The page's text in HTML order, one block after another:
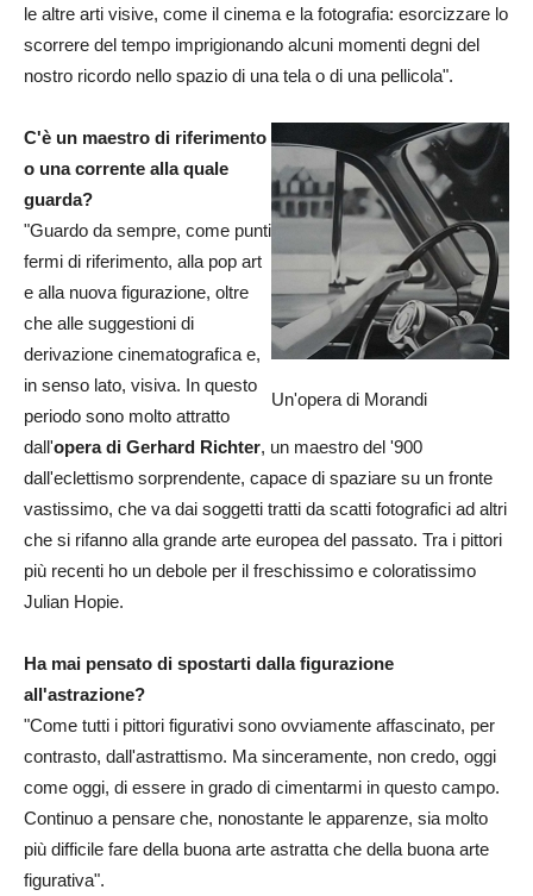
le altre arti visive, come il cinema e la fotografia: esorcizzare lo
scorrere del tempo imprigionando alcuni momenti degni del
nostro ricordo nello spazio di una tela o di una pellicola".
Un'opera di Morandi
C'è un maestro di riferimento
o una corrente alla quale
guarda?
"Guardo da sempre, come punti
fermi di riferimento, alla pop art
e alla nuova figurazione, oltre
che alle suggestioni di
derivazione cinematografica e,
in senso lato, visiva. In questo
periodo sono molto attratto
dall'opera di Gerhard Richter, un maestro del '900
dall'eclettismo sorprendente, capace di spaziare su un fronte
vastissimo, che va dai soggetti tratti da scatti fotografici ad altri
che si rifanno alla grande arte europea del passato. Tra i pittori
più recenti ho un debole per il freschissimo e coloratissimo
Julian Hopie.
Ha mai pensato di spostarti dalla figurazione
all'astrazione?
"Come tutti i pittori figurativi sono ovviamente affascinato, per
contrasto, dall'astrattismo. Ma sinceramente, non credo, oggi
come oggi, di essere in grado di cimentarmi in questo campo.
Continuo a pensare che, nonostante le apparenze, sia molto
più difficile fare della buona arte astratta che della buona arte
figurativa".